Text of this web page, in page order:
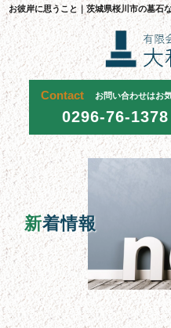
お彼岸に思うこと｜茨城県桜川市の墓石
Contact お問い合わせはお
0296-76-1378
新着情報
TOP
当社が選ばれる理由
施工事例
お墓について
お墓を建てる
お墓のリフォーム・